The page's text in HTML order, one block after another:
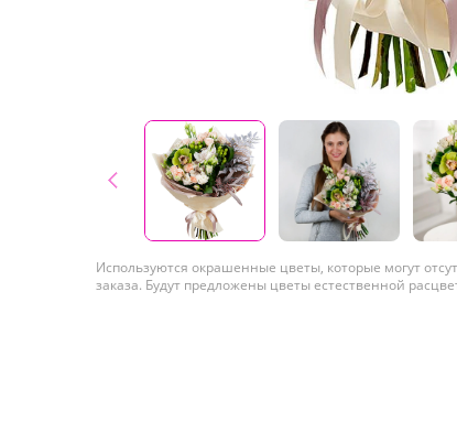
Используются окрашенные цветы, которые могут
заказа. Будут предложены цветы естественной